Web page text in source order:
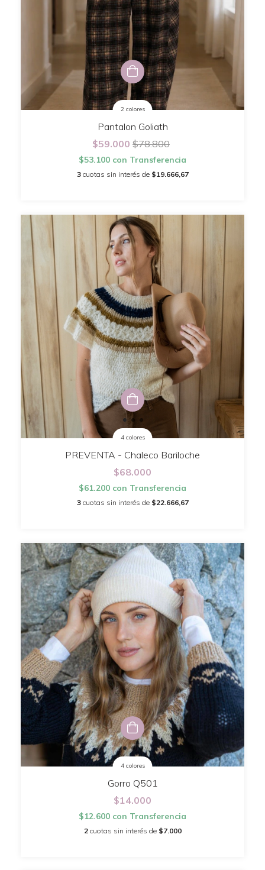
2 colores
Pantalon Goliath
$59.000 $78.800
$53.100 con Transferencia
3 cuotas sin interés de $19.666,67
4 colores
PREVENTA - Chaleco Bariloche
$68.000
$61.200 con Transferencia
3 cuotas sin interés de $22.666,67
4 colores
Gorro Q501
$14.000
$12.600 con Transferencia
2 cuotas sin interés de $7.000